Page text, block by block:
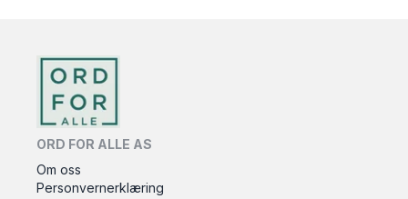
ORD FOR ALLE AS
Om oss
Personvernerklæring